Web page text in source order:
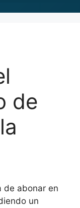
de
de abonar en
un